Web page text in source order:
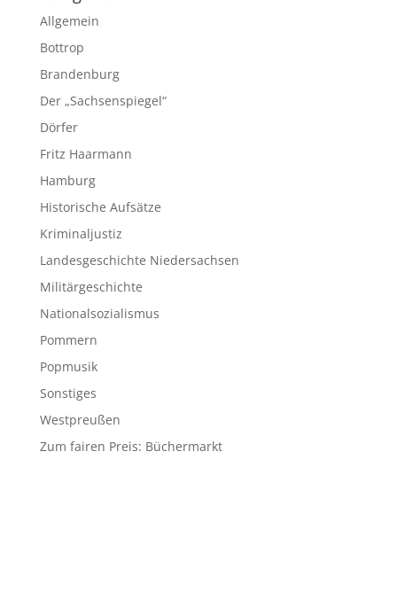
Allgemein
Bottrop
Brandenburg
Der „Sachsenspiegel“
Dörfer
Fritz Haarmann
Hamburg
Historische Aufsätze
Kriminaljustiz
Landesgeschichte Niedersachsen
Militärgeschichte
Nationalsozialismus
Pommern
Popmusik
Sonstiges
Westpreußen
Zum fairen Preis: Büchermarkt